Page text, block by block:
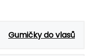
Gumičky do vlasů